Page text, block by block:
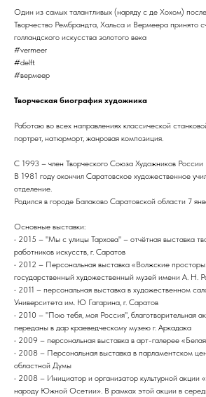
Один из самых талантливых (наряду с де Хохом)
Творчество Рембрандта, Хальса и Вермеера принято
голландского искусства золотого века
#vermeer
#delft
#вермеер
Творческая биография художника
Работаю во всех направлениях классической
портрет, натюрморт, жанровая композиция.
С 1993 – член Творческого Союза Художников России
В 1981 году окончил Саратовское художественное
отделение.
Родился в городе Балаково Саратовской области 7
Основные выставки:
• 2015 – "Мы с улицы Тархова" – отчётная выставка
работников искусств, г. Саратов
• 2012 – Персональная выставка «Волжские
государственный художественный музей имени А. Н.
• 2011 – персональная выставка в художественном
Университета им. Ю Гагарина, г. Саратов
• 2010 – "Пою тебя, моя Россия", благотворительная
переданы в дар краеведческому музею г. Аркадака
• 2009 – персональная выставка в арт-галерее
• 2008 – Персональная выставка в парламентском
областной Думы
• 2008 – Инициатор и организатор культурной акции
народу Южной Осетии». В рамках этой акции в